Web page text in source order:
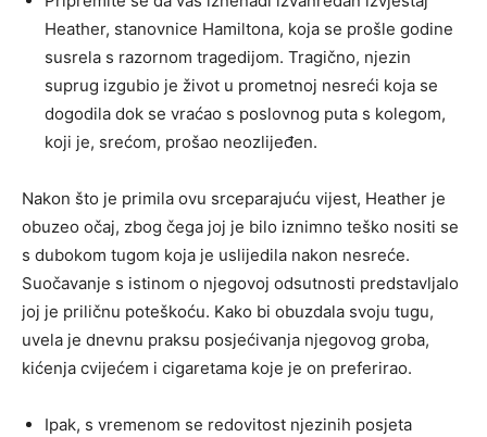
Heather, stanovnice Hamiltona, koja se prošle godine
susrela s razornom tragedijom. Tragično, njezin
suprug izgubio je život u prometnoj nesreći koja se
dogodila dok se vraćao s poslovnog puta s kolegom,
koji je, srećom, prošao neozlijeđen.
Nakon što je primila ovu srceparajuću vijest, Heather je
obuzeo očaj, zbog čega joj je bilo iznimno teško nositi se
s dubokom tugom koja je uslijedila nakon nesreće.
Suočavanje s istinom o njegovoj odsutnosti predstavljalo
joj je priličnu poteškoću. Kako bi obuzdala svoju tugu,
uvela je dnevnu praksu posjećivanja njegovog groba,
kićenja cvijećem i cigaretama koje je on preferirao.
Ipak, s vremenom se redovitost njezinih posjeta